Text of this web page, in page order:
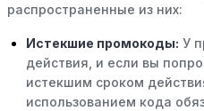
распространенные из них:
Истекшие промокоды: У
действия, и если вы
истекшим сроком
использованием кода